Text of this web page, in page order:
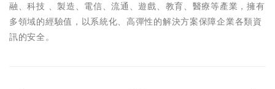
融、科技 、製造、電信、流通、遊戲、教育、醫療等產業，擁有
多領域的經驗值，以系統化、高彈性的解決方案保障企業各類資
訊的安全。